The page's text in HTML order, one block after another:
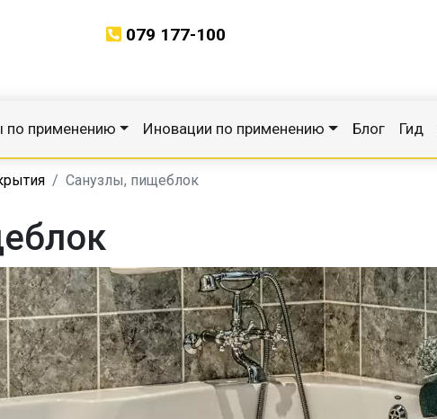
079 177-100
по применению Иновации по применению Блог Гид
Санузлы, пищеблок